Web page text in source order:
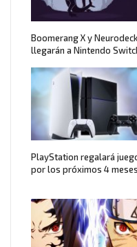
Boomerang X y Neurodeck
llegarán a Nintendo
PlayStation regalará
por los próximos 4 meses